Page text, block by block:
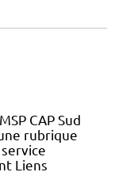
CAP Sud
rubrique
Liens